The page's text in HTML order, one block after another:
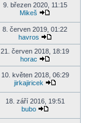
9. březen 2020, 11:15
Mikeš
8. červen 2019, 01:22
havros
21. červen 2018, 18:19
horac
10. květen 2018, 06:29
jirkajiricek
18. září 2016, 19:51
bubo